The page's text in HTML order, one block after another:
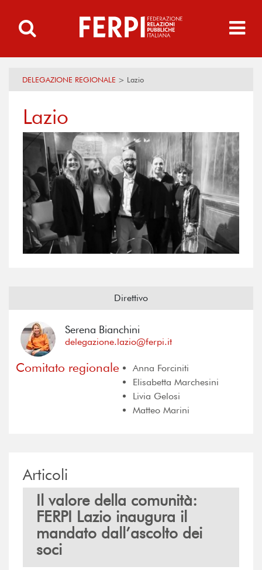
DELEGAZIONE REGIONALE > Lazio
Lazio
Direttivo
Serena Bianchini
delegazione.lazio@ferpi.it
Comitato regionale
Anna Forciniti
Elisabetta Marchesini
Livia Gelosi
Matteo Marini
Articoli
Il valore della comunità:
FERPI Lazio inaugura il
mandato dall’ascolto dei
soci